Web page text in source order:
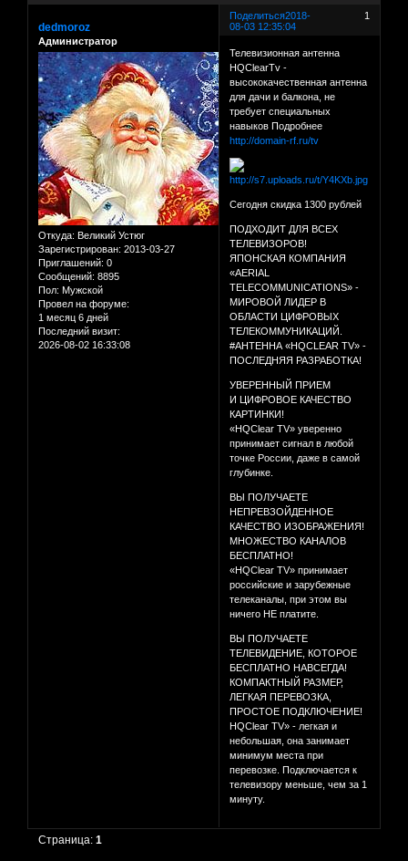
Поделиться 1
2018-
08-03 12:35:04
dedmoroz
Администратор
Откуда: Великий Устюг
Зарегистрирован: 2013-03-27
Приглашений: 0
Сообщений: 8895
Пол: Мужской
Провел на форуме:
1 месяц 6 дней
Последний визит:
2026-08-02 16:33:08
Телевизионная антенна
HQClearTv -
высококачественная антенна
для дачи и балкона, не
требует специальных
навыков Подробнее
http://domain-rf.ru/tv
Сегодня скидка 1300 рублей
ПОДХОДИТ ДЛЯ ВСЕХ
ТЕЛЕВИЗОРОВ!
ЯПОНСКАЯ КОМПАНИЯ
«AERIAL
TELECOMMUNICATIONS» -
МИРОВОЙ ЛИДЕР В
ОБЛАСТИ ЦИФРОВЫХ
ТЕЛЕКОММУНИКАЦИЙ.
#АНТЕННА «HQCLEAR TV» -
ПОСЛЕДНЯЯ РАЗРАБОТКА!
УВЕРЕННЫЙ ПРИЕМ
И ЦИФРОВОЕ КАЧЕСТВО
КАРТИНКИ!
«HQClear TV» уверенно
принимает сигнал в любой
точке России, даже в самой
глубинке.
ВЫ ПОЛУЧАЕТЕ
НЕПРЕВЗОЙДЕННОЕ
КАЧЕСТВО ИЗОБРАЖЕНИЯ!
МНОЖЕСТВО КАНАЛОВ
БЕСПЛАТНО!
«HQClear TV» принимает
российские и зарубежные
телеканалы, при этом вы
ничего НЕ платите.
ВЫ ПОЛУЧАЕТЕ
ТЕЛЕВИДЕНИЕ, КОТОРОЕ
БЕСПЛАТНО НАВСЕГДА!
КОМПАКТНЫЙ РАЗМЕР,
ЛЕГКАЯ ПЕРЕВОЗКА,
ПРОСТОЕ ПОДКЛЮЧЕНИЕ!
HQClear TV» - легкая и
небольшая, она занимает
минимум места при
перевозке. Подключается к
телевизору меньше, чем за 1
минуту.
Страница:1